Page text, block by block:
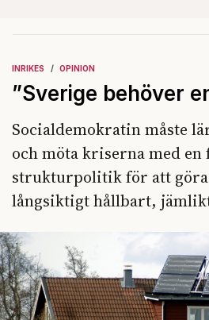
INRIKES OPINION
”Sverige behöver
Socialdemokratin måste
och möta kriserna med
strukturpolitik för att göra
långsiktigt hållbart,